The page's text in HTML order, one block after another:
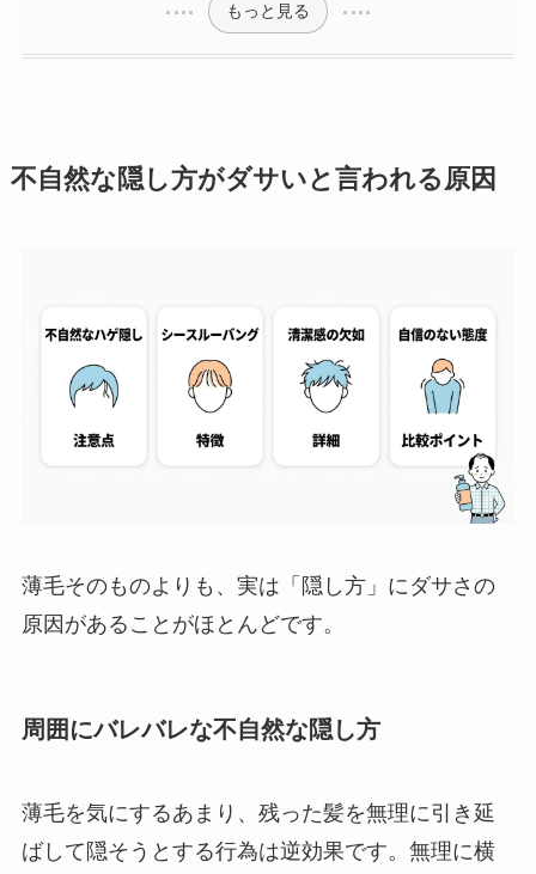
もっと見る
不自然な隠し方がダサいと言われる原因
薄毛そのものよりも、実は「隠し方」にダサさの
原因があることがほとんどです。
周囲にバレバレな不自然な隠し方
薄毛を気にするあまり、残った髪を無理に引き延
ばして隠そうとする行為は逆効果です。無理に横